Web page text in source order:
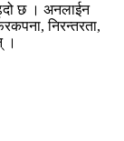
छ । अनलाईन
निरन्तरता,
।